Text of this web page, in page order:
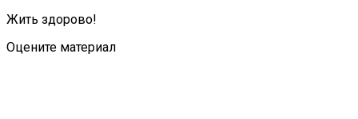
Жить здорово!
Оцените материал